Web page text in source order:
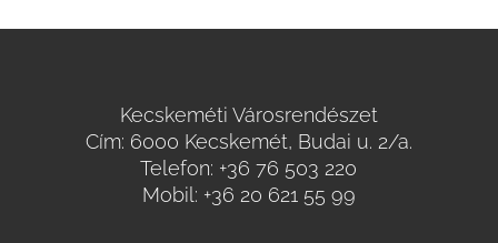
Kecskeméti Városrendészet
Cím: 6000 Kecskemét, Budai u. 2/a.
Telefon: +36 76 503 220
Mobil: +36 20 621 55 99